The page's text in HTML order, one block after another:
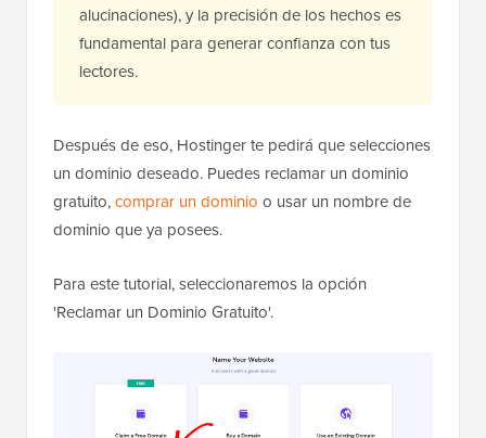
alucinaciones), y la precisión de los hechos es
fundamental para generar confianza con tus
lectores.
Después de eso, Hostinger te pedirá que selecciones
un dominio deseado. Puedes reclamar un dominio
gratuito,comprar un dominio o usar un nombre de
dominio que ya posees.
Para este tutorial, seleccionaremos la opción
'Reclamar un Dominio Gratuito'.